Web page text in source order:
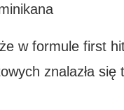
w formule first
znalazła się